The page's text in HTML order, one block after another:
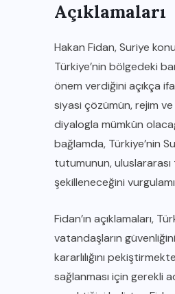
Açıklamaları
Hakan Fidan, Suriye
Türkiye’nin bölgedeki
önem verdiğini açıkça
siyasi çözümün, rejim
diyalogla mümkün
bağlamda, Türkiye’nin
tutumunun,
şekilleneceğini
Fidan’ın açıklamaları,
vatandaşların
kararlılığını
sağlanması için gerekli